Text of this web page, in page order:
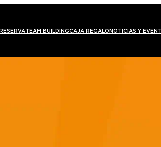
RESERVATEAM BUILDINGCAJA REGALO NOTICIAS Y